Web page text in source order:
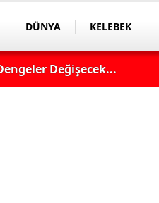
DÜNYA KELEBEK
Değişecek...